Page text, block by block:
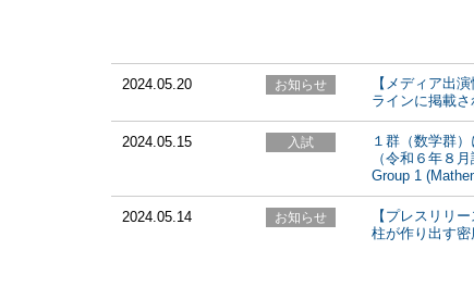
2024.05.20
【メディア出
ラインに掲載さ
2024.05.15
１群（数学群
（令和６年８
Group 1
2024.05.14
【プレスリリ
柱が作り出す